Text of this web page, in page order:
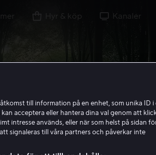
Hyr & köp Kanaler
till information på en enhet, som unika ID i
acceptera eller hantera dina val genom att
intresse används, eller när som helst på sidan
signaleras till våra partners och påverkar inte